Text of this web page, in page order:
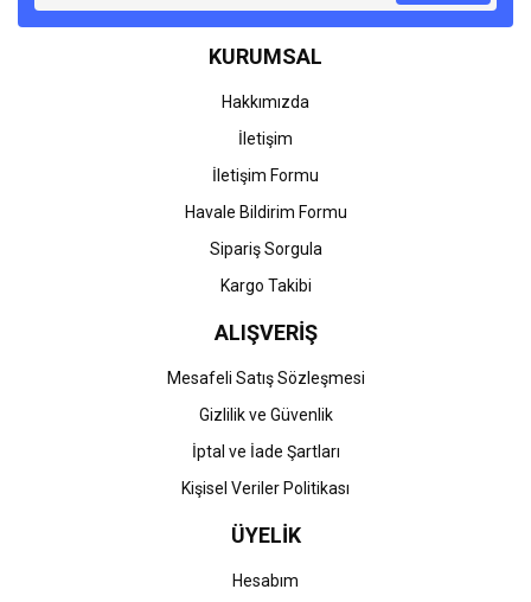
Ürün bilgilerinde hatalar bulunuyor.
Ürün fiyatı diğer sitelerden daha pahalı.
Gönder
KURUMSAL
Hakkımızda
İletişim
İletişim Formu
Havale Bildirim Formu
Sipariş Sorgula
Kargo Takibi
ALIŞVERİŞ
Mesafeli Satış Sözleşmesi
Gizlilik ve Güvenlik
İptal ve İade Şartları
Kişisel Veriler Politikası
ÜYELİK
Hesabım